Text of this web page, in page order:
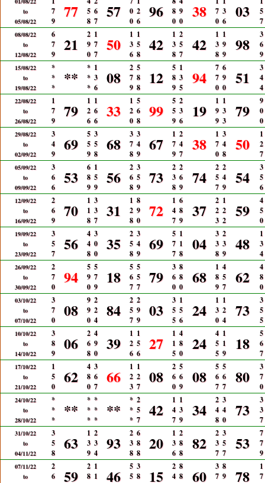
to
05/08/22
7
9
77
5
8
6
7
57
0
0
2
6
96
8
0
9
0
38
7
0
3
6
03
5
7
08/08/22
to
12/08/22
6
7
9
21
2
9
0
1
7
7
50
1
3
6
1
5
8
42
1
3
8
2
5
7
42
1
3
8
1
9
9
98
3
6
9
15/08/22
to
19/08/22
*
*
*
**
*
*
*
1
3
6
08
2
7
9
5
8
8
12
5
8
9
1
3
5
94
7
7
0
6
9
0
51
3
4
4
22/08/22
to
26/08/22
1
7
9
79
1
2
6
1
6
6
33
1
2
0
5
6
8
99
5
5
9
2
3
6
19
1
9
9
1
3
3
79
9
0
0
29/08/22
to
02/09/22
3
4
9
69
5
5
9
3
5
8
68
3
7
8
3
4
9
67
1
7
9
2
4
7
38
1
7
0
3
4
8
50
1
2
7
05/09/22
to
09/09/22
3
6
6
53
6
8
9
1
5
9
56
2
6
8
3
5
9
73
2
3
8
2
6
9
74
2
5
7
2
4
9
54
3
5
6
12/09/22
to
16/09/22
2
6
9
70
1
1
8
3
3
7
31
1
2
8
8
9
0
72
1
4
7
6
8
9
37
2
2
3
1
2
2
59
4
5
0
19/09/22
to
23/09/22
3
5
7
56
4
4
8
3
0
0
35
2
5
8
3
4
9
69
5
7
7
1
1
8
04
3
3
8
2
3
9
48
1
3
4
26/09/22
to
30/09/22
2
7
0
94
5
9
0
5
7
9
18
5
6
7
5
5
7
79
3
6
0
8
8
0
68
1
8
9
4
5
7
62
4
8
0
03/10/22
to
07/10/22
3
7
0
08
9
9
0
2
2
4
84
2
5
7
2
9
9
03
3
5
5
1
5
6
24
1
3
0
1
2
4
73
3
5
5
10/10/22
to
14/10/22
3
8
9
06
2
6
8
4
9
0
39
1
2
6
1
5
6
27
1
1
5
4
8
0
24
4
5
5
1
1
9
18
5
6
7
17/10/22
to
21/10/22
1
5
0
62
4
8
0
3
6
7
66
1
2
3
1
2
7
08
2
6
0
5
6
9
08
5
6
7
5
6
7
80
3
7
0
24/10/22
to
28/10/22
*
*
*
**
*
*
*
*
*
*
**
*
*
*
2
5
7
42
1
4
7
1
3
9
34
2
4
8
3
4
0
73
3
3
7
31/10/22
to
04/11/22
3
5
8
63
1
3
9
2
3
4
93
2
3
8
6
8
8
20
1
3
6
2
8
8
82
2
3
7
3
5
7
53
7
7
9
07/11/22
to
2
6
59
2
8
1
1
46
5
5
3
8
15
2
4
8
8
60
3
7
8
9
78
1
7